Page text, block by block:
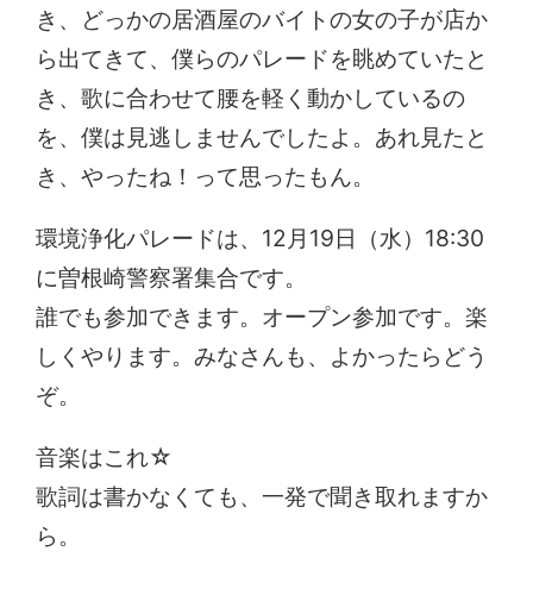
き、どっかの居酒屋のバイトの女の子が店か
ら出てきて、僕らのパレードを眺めていたと
き、歌に合わせて腰を軽く動かしているの
を、僕は見逃しませんでしたよ。あれ見たと
き、やったね！って思ったもん。
環境浄化パレードは、12月19日（水）18:30
に曽根崎警察署集合です。
誰でも参加できます。オープン参加です。楽
しくやります。みなさんも、よかったらどう
ぞ。
音楽はこれ☆
歌詞は書かなくても、一発で聞き取れますか
ら。